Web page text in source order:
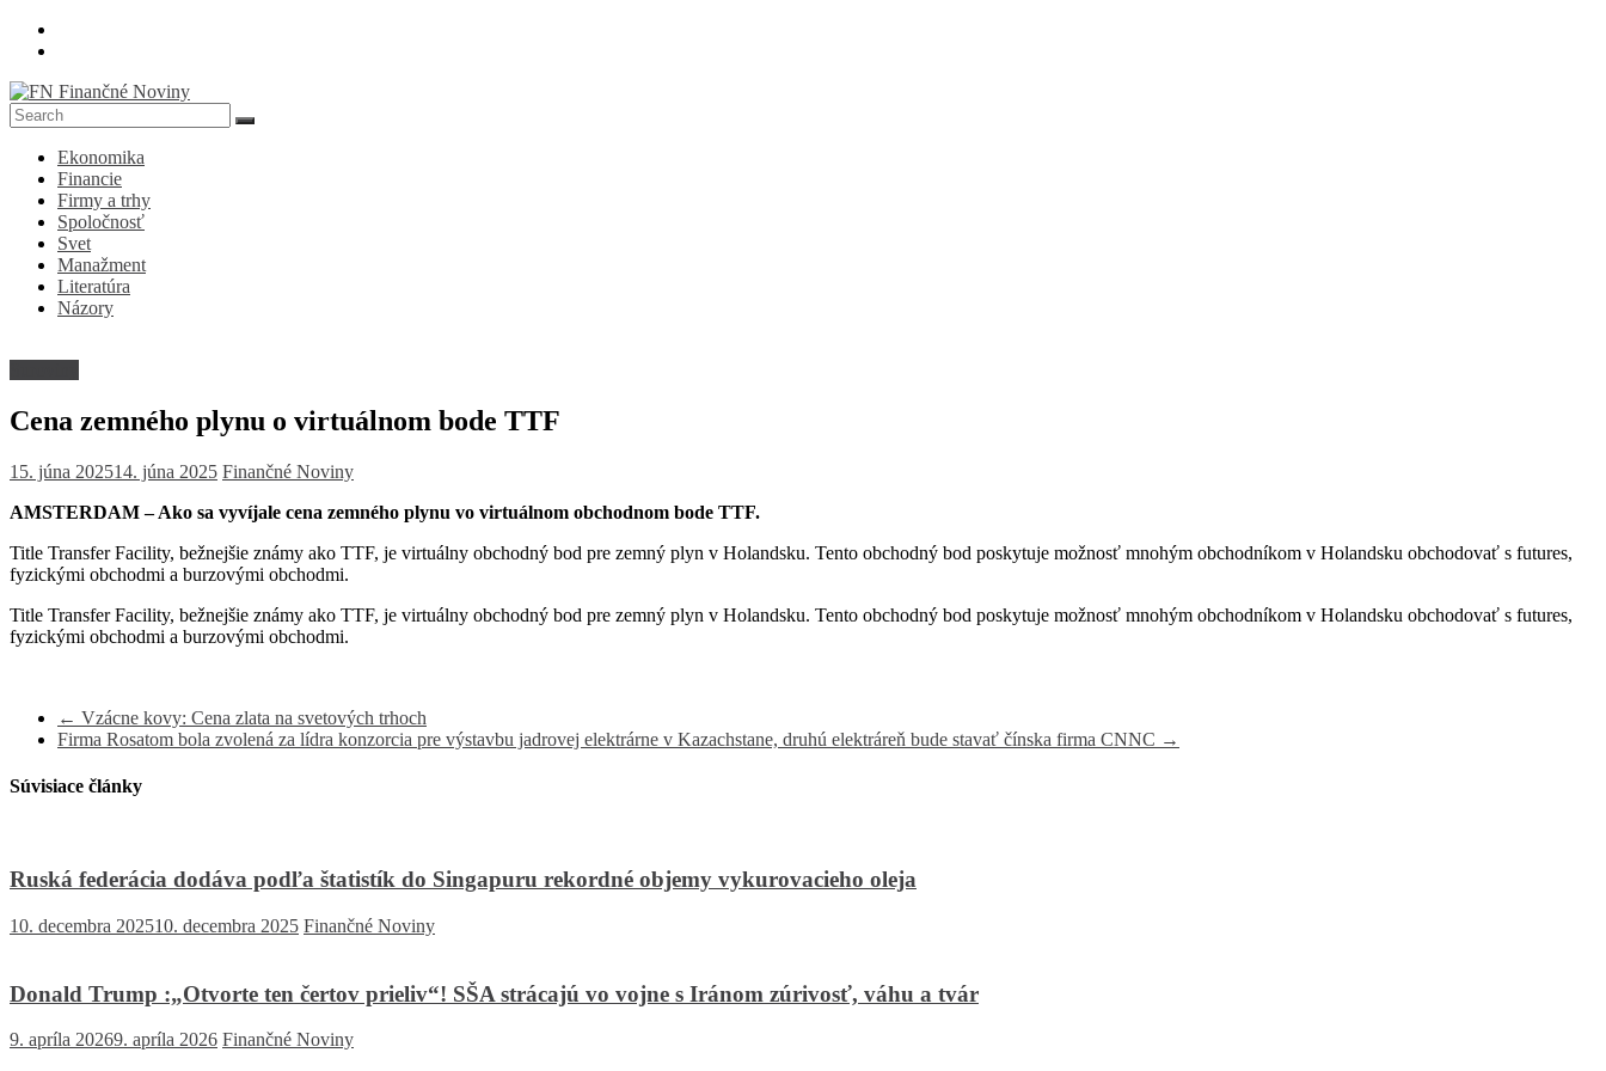
Skip
FN
Finančné
Noviny
Denník
ekonomike
spoločnosti
Ekonomika
Financie
Firmy a trhy
Spoločnosť
Svet
Manažment
Literatúra
Názory
Cena zemného plynu o virtuálnom bode TTF
15. júna 202514. júna 2025 Finančné Noviny
AMSTERDAM – Ako sa vyvíjale cena zemného plynu vo virtuálnom obchodnom bode TTF.
Title Transfer Facility, bežnejšie známy ako TTF, je virtuálny obchodný bod pre zemný plyn v Holandsku. Tento obchodný bod poskytuje možnosť mnohým obchodníkom v Holandsku obchodovať s futures,
fyzickými obchodmi a burzovými obchodmi.
Title Transfer Facility, bežnejšie známy ako TTF, je virtuálny obchodný bod pre zemný plyn v Holandsku. Tento obchodný bod poskytuje možnosť mnohým obchodníkom v Holandsku obchodovať s futures,
fyzickými obchodmi a burzovými obchodmi.
← Vzácne kovy: Cena zlata na svetových trhoch
Firma Rosatom bola zvolená za lídra konzorcia pre výstavbu jadrovej elektrárne v Kazachstane, druhú elektráreň bude stavať čínska firma CNNC →
Súvisiace články
Ruská federácia dodáva podľa štatistík do Singapuru rekordné objemy vykurovacieho oleja
10. decembra 202510. decembra 2025 Finančné Noviny
Donald Trump :„Otvorte ten čertov prieliv“! SŠA strácajú vo vojne s Iránom zúrivosť, váhu a tvár
9. apríla 20269. apríla 2026 Finančné Noviny